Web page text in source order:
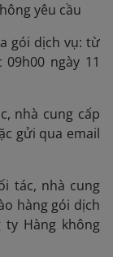
yêu cầu
gói dịch vụ: từ
ngày 11
nhà cung cấp
gửi qua email
tác, nhà cung
hàng gói dịch
Hàng không